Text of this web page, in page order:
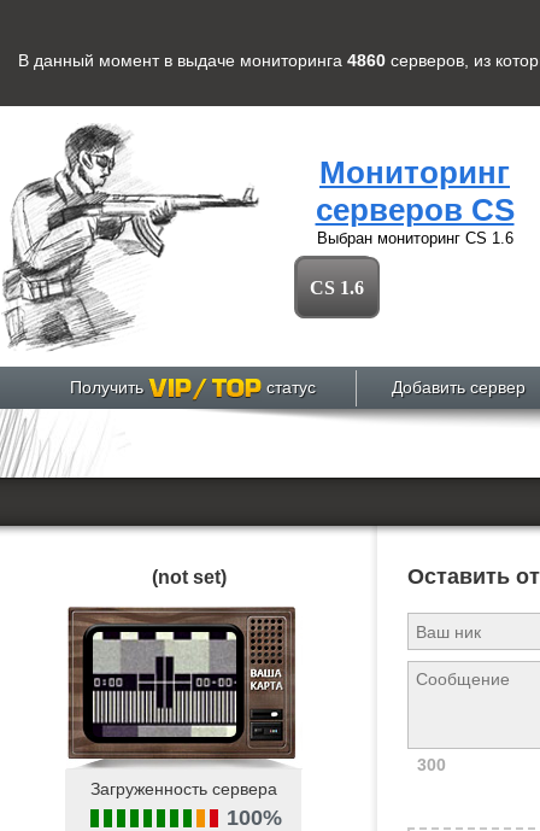
В данный момент в выдаче мониторинга 4860 серверов , из
Мониторинг
серверов CS
Выбран мониторинг CS 1.6
CS 1.6
Получить статус Добавить сервер
(not set)
Загруженность сервера
100%
Оставить
300